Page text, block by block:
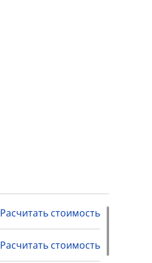
Расчитать стоимость
Расчитать стоимость